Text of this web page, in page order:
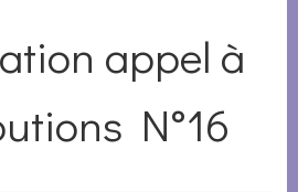
appel à
N°16